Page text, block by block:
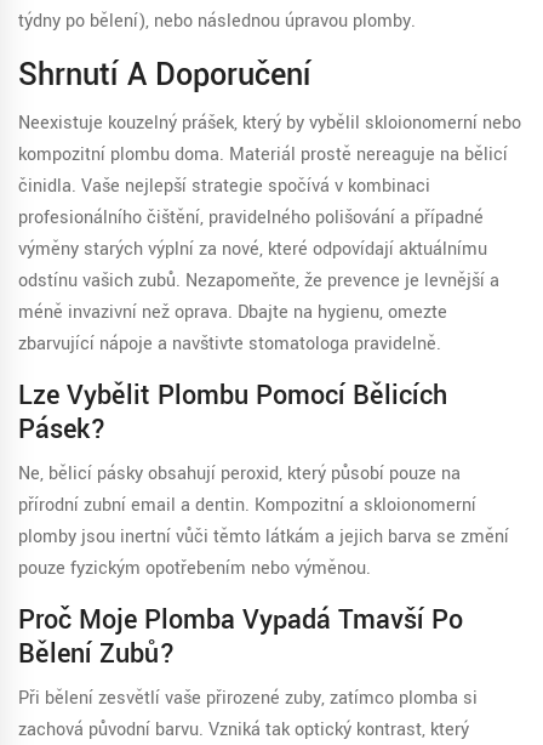
týdny po bělení), nebo následnou úpravou plomby.
Shrnutí A Doporučení
Neexistuje kouzelný prášek, který by vybělil skloionomerní nebo
kompozitní plombu doma. Materiál prostě nereaguje na bělicí
činidla. Vaše nejlepší strategie spočívá v kombinaci
profesionálního čištění, pravidelného polišování a případné
výměny starých výplní za nové, které odpovídají aktuálnímu
odstínu vašich zubů. Nezapomeňte, že prevence je levnější a
méně invazivní než oprava. Dbajte na hygienu, omezte
zbarvující nápoje a navštivte stomatologa pravidelně.
Lze Vybělit Plombu Pomocí Bělicích
Pásek?
Ne, bělicí pásky obsahují peroxid, který působí pouze na
přírodní zubní email a dentin. Kompozitní a skloionomerní
plomby jsou inertní vůči těmto látkám a jejich barva se změní
pouze fyzickým opotřebením nebo výměnou.
Proč Moje Plomba Vypadá Tmavší Po
Bělení Zubů?
Při bělení zesvětlí vaše přirozené zuby, zatímco plomba si
zachová původní barvu. Vzniká tak optický kontrast, který